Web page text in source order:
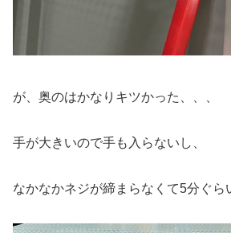
が、奥のはかなりキツかった、、、
手が大きいので手も入らないし、
なかなかネジが締まらなくて5分ぐら